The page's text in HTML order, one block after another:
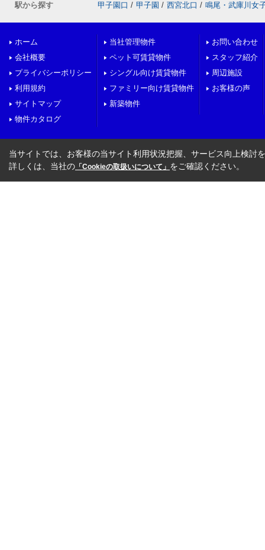
駅から探す
甲子園口 / 甲子園 / 西宮北口 / 鳴尾・武庫川女
ホーム
会社概要
プライバシーポリシー
利用規約
サイトマップ
物件カタログ
当社管理物件
ペット可賃貸物件
シングル向け賃貸物件
ファミリー向け賃貸物件
新築物件
お問い合わせ
スタッフ紹介
周辺施設
お客様の声
当サイトでは、お客様の当サイト利用状況把握、サービス向上検討
詳しくは、当社の 「Cookieの取扱いについて」 をご確認ください。